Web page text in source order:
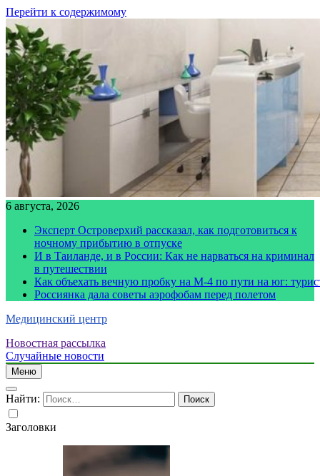
Перейти к содержимому
6 августа, 2026
Эксперт Островерхий рассказал, как подготовиться к
ночному прибытию в отпуске
И в Таиланде, и в России: Как не нарваться на криминал
в путешествии
Как объехать вечную пробку на М-4 по пути на юг:
Россиянка дала советы аэрофобам перед полетом
Медицинский центр
Новостная рассылка
Случайные новости
Меню
Найти:
Заголовки